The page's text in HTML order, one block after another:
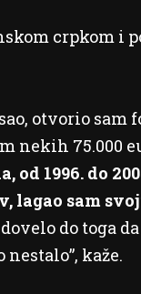
crpkom i
otvorio
75.000
od 1996. do
lagao sam
do toga
kaže.